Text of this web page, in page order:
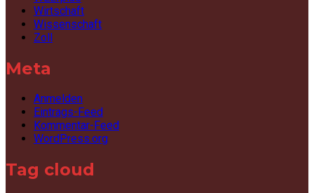
Wirtschaft
Wissenschaft
Zoll
Meta
Anmelden
Eintrags-Feed
Kommentar-Feed
WordPress.org
Tag cloud